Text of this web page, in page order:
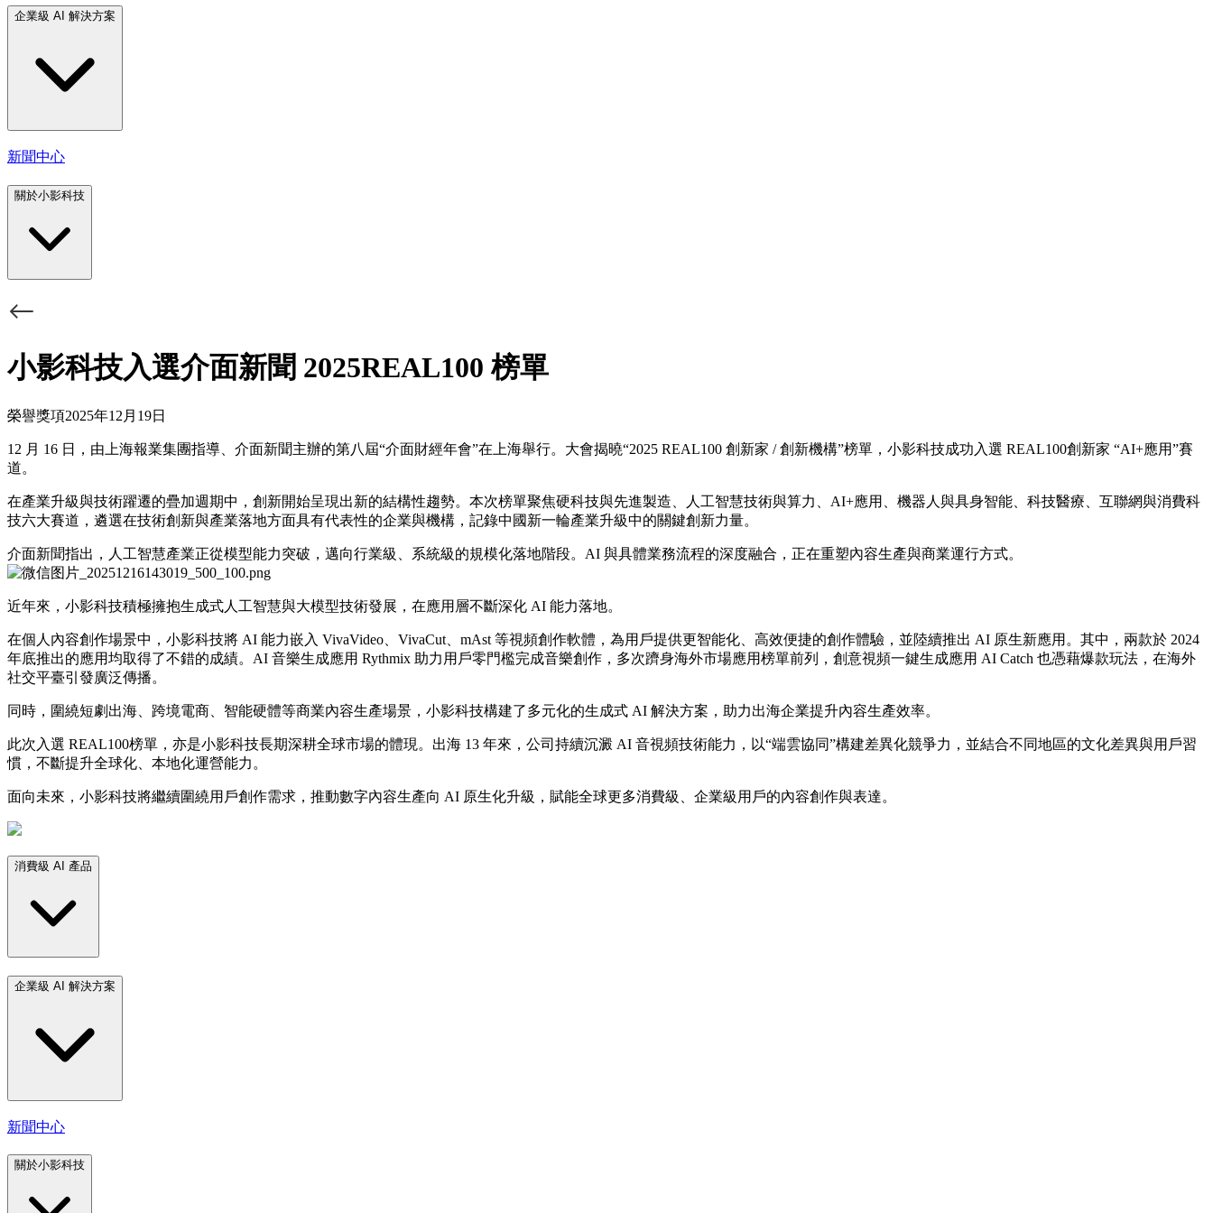
企業級 AI 解決方案
新聞中心
關於小影科技
小影科技入選介面新聞 2025REAL100 榜單
榮譽獎項2025年12月19日
12 月 16 日，由上海報業集團指導、介面新聞主辦的第八屆“介面財經年會”在上海舉行。大會揭曉“2025 REAL100 創新家 / 創新機構”榜單，小影科技成功入選 REAL100創新家 “AI+應用”賽
道。
在產業升級與技術躍遷的疊加週期中，創新開始呈現出新的結構性趨勢。本次榜單聚焦硬科技與先進製造、人工智慧技術與算力、AI+應用、機器人與具身智能、科技醫療、互聯網與消費科
技六大賽道，遴選在技術創新與產業落地方面具有代表性的企業與機構，記錄中國新一輪產業升級中的關鍵創新力量。
介面新聞指出，人工智慧產業正從模型能力突破，邁向行業級、系統級的規模化落地階段。AI 與具體業務流程的深度融合，正在重塑內容生產與商業運行方式。
近年來，小影科技積極擁抱生成式人工智慧與大模型技術發展，在應用層不斷深化 AI 能力落地。
在個人內容創作場景中，小影科技將 AI 能力嵌入 VivaVideo、VivaCut、mAst 等視頻創作軟體，為用戶提供更智能化、高效便捷的創作體驗，並陸續推出 AI 原生新應用。其中，兩款於 2024
年底推出的應用均取得了不錯的成績。AI 音樂生成應用 Rythmix 助力用戶零門檻完成音樂創作，多次躋身海外市場應用榜單前列，創意視頻一鍵生成應用 AI Catch 也憑藉爆款玩法，在海外
社交平臺引發廣泛傳播。
同時，圍繞短劇出海、跨境電商、智能硬體等商業內容生產場景，小影科技構建了多元化的生成式 AI 解決方案，助力出海企業提升內容生產效率。
此次入選 REAL100榜單，亦是小影科技長期深耕全球市場的體現。出海 13 年來，公司持續沉澱 AI 音視頻技術能力，以“端雲協同”構建差異化競爭力，並結合不同地區的文化差異與用戶習
慣，不斷提升全球化、本地化運營能力。
面向未來，小影科技將繼續圍繞用戶創作需求，推動數字內容生產向 AI 原生化升級，賦能全球更多消費級、企業級用戶的內容創作與表達。
消費級 AI 產品
企業級 AI 解決方案
新聞中心
關於小影科技